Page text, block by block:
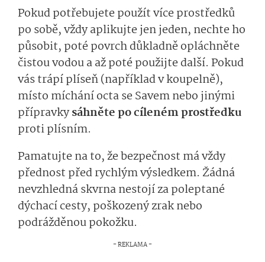
Pokud potřebujete použít více prostředků
po sobě, vždy aplikujte jen jeden, nechte ho
působit, poté povrch důkladně opláchněte
čistou vodou a až poté použijte další. Pokud
vás trápí plíseň (například v koupelně),
místo míchání octa se Savem nebo jinými
přípravkysáhněte po cíleném prostředku
proti plísním.
Pamatujte na to, že bezpečnost má vždy
přednost před rychlým výsledkem. Žádná
nevzhledná skvrna nestojí za poleptané
dýchací cesty, poškozený zrak nebo
podrážděnou pokožku.